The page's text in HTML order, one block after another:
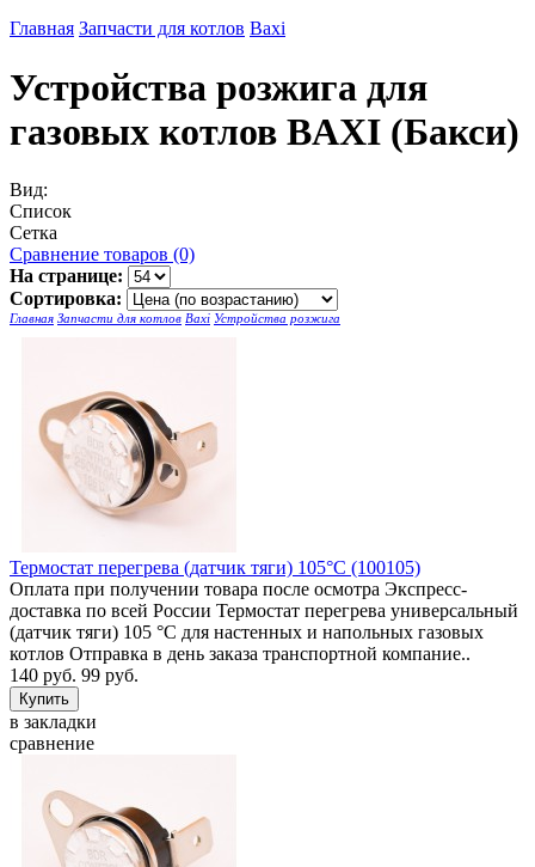
Главная Запчасти для котлов Baxi
Устройства розжига для
газовых котлов BAXI (Бакси)
Вид:
Список
Сетка
Сравнение товаров (0)
На странице:
Сортировка:
Главная Запчасти для котлов Baxi Устройства розжига
Термостат перегрева (датчик тяги) 105°C (100105)
Оплата при получении товара после осмотра Экспресс-
доставка по всей России Термостат перегрева универсальный
(датчик тяги) 105 °C для настенных и напольных газовых
котлов Отправка в день заказа транспортной компание..
140 руб. 99 руб.
в закладки
сравнение